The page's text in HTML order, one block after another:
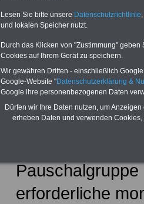
beschäftigt,
einem
Überstunden
in der
Durchschnitt
erforderliche
Lesen Sie bitte unsere Datenschutzrichtlinie
und lokalen Speicher nutzt.
Durch das Klicken von "Zustimmung"
Cookies auf Ihrem Gerät zu speichern.
Wir gewähren Dritten - einschließlich
Google-Website "Datenschutzerklärung &
Google ihre personenbezogenen Daten
Dürfen wir Ihre Daten nutzen, um
erheben Daten und verwenden